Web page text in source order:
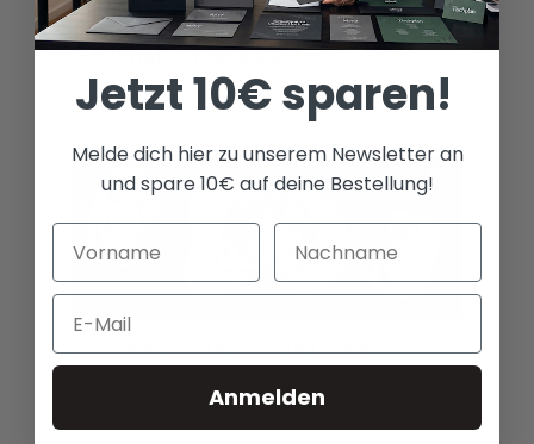
Wie funktionieren
Sublimationsdrucker?
Blog
Ein paar Worte zum Versand
Jetzt 10€ sparen!
Melde dich hier zu unserem Newsletter an
und spare 10€ auf deine Bestellung!
Email
Anmelden